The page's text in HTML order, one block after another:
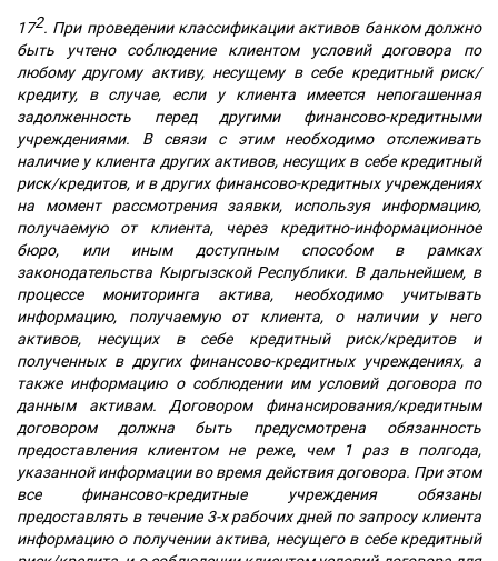
172. При проведении классификации активов банком должно
быть учтено соблюдение клиентом условий договора по
любому другому активу, несущему в себе кредитный риск/
кредиту, в случае, если у клиента имеется непогашенная
задолженность перед другими финансово-кредитными
учреждениями. В связи с этим необходимо отслеживать
наличие у клиента других активов, несущих в себе кредитный
риск/кредитов, и в других финансово-кредитных учреждениях
на момент рассмотрения заявки, используя информацию,
получаемую от клиента, через кредитно-информационное
бюро, или иным доступным способом в рамках
законодательства Кыргызской Республики. В дальнейшем, в
процессе мониторинга актива, необходимо учитывать
информацию, получаемую от клиента, о наличии у него
активов, несущих в себе кредитный риск/кредитов и
полученных в других финансово-кредитных учреждениях, а
также информацию о соблюдении им условий договора по
данным активам. Договором финансирования/кредитным
договором должна быть предусмотрена обязанность
предоставления клиентом не реже, чем 1 раз в полгода,
указанной информации во время действия договора. При этом
все финансово-кредитные учреждения обязаны
предоставлять в течение 3-х рабочих дней по запросу клиента
информацию о получении актива, несущего в себе кредитный